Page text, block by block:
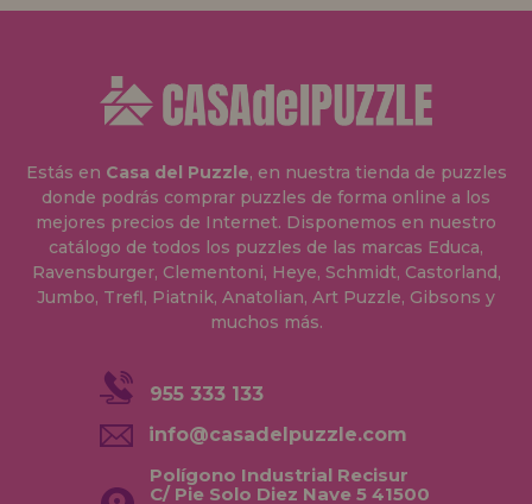
Estás en Casa del Puzzle, en nuestra tienda de puzzles
donde podrás comprar puzzles de forma online a los
mejores precios de Internet. Disponemos en nuestro
catálogo de todos los puzzles de las marcas Educa,
Ravensburger, Clementoni, Heye, Schmidt, Castorland,
Jumbo, Trefl, Piatnik, Anatolian, Art Puzzle, Gibsons y
muchos más.
955 333 133
info@casadelpuzzle.com
Polígono Industrial Recisur
C/ Pie Solo Diez Nave 5 41500